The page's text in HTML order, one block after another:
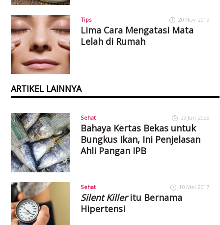
Tips 20 Nov 2019
Lima Cara Mengatasi Mata
Lelah di Rumah
ARTIKEL LAINNYA
Sehat 29 Jun 2025
Bahaya Kertas Bekas untuk
Bungkus Ikan, Ini Penjelasan
Ahli Pangan IPB
Sehat 10 Mei 2017
Silent Killeritu Bernama
Hipertensi